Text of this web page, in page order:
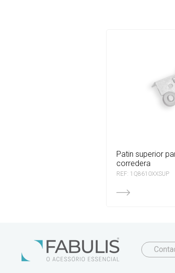
patin superior para puerta
corredera
REF: 1Q8610XXSUP